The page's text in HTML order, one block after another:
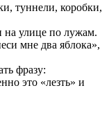
туннели, коробки,
на улице по лужам.
мне два яблока»,
фразу:
это «лезть» и